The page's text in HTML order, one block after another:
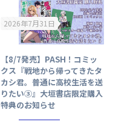
2026年7月31日
【8/7発売】PASH！コミッ
クス『戦地から帰ってきたタ
カシ君。普通に高校生活を送
りたい③』大垣書店限定購入
特典のお知らせ